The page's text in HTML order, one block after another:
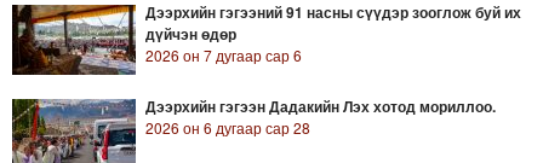
Дээрхийн гэгээний 91 насны сүүдэр зооглож буй их
дүйчэн өдөр
2026 он 7 дугаар сар 6
Дээрхийн гэгээн Дадакийн Лэх хотод мориллоо.
2026 он 6 дугаар сар 28